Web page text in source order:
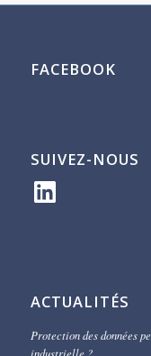
FACEBOOK
SUIVEZ-NOUS
LinkedIn
ACTUALITÉS
Protection des données
industrielle ?